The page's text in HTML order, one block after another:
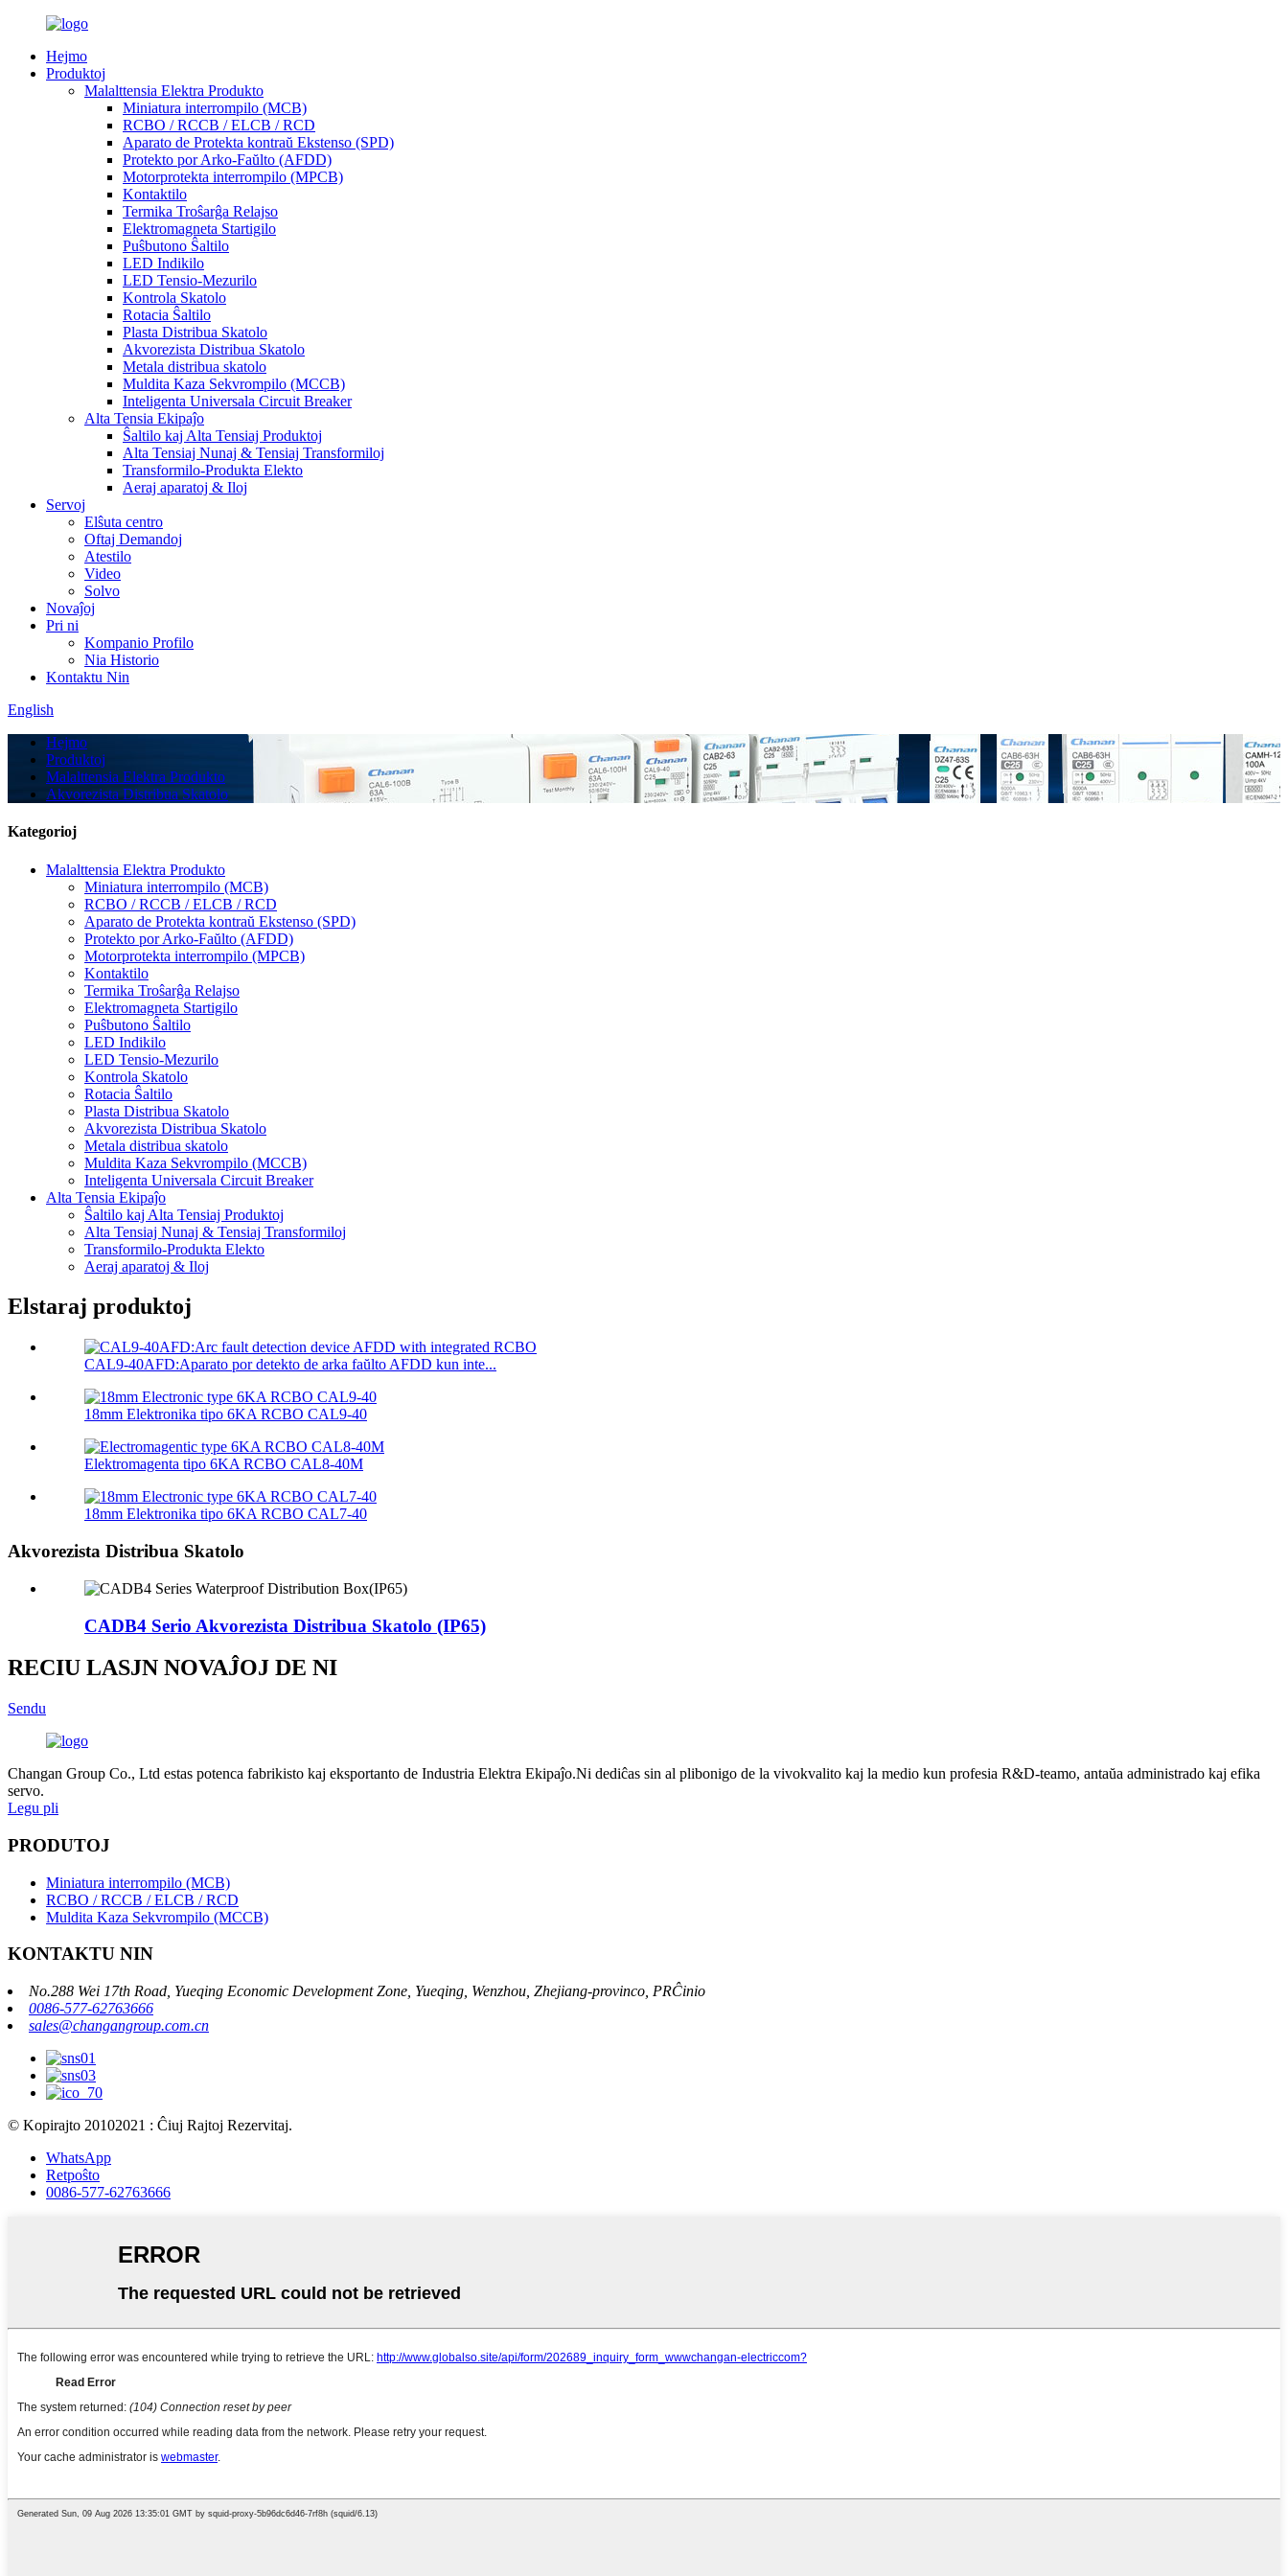
Hejmo
Produktoj
Malalttensia Elektra Produkto
Miniatura interrompilo (MCB)
RCBO / RCCB / ELCB / RCD
Aparato de Protekta kontraŭ Ekstenso (SPD)
Protekto por Arko-Faŭlto (AFDD)
Motorprotekta interrompilo (MPCB)
Kontaktilo
Termika Troŝarĝa Relajso
Elektromagneta Startigilo
Puŝbutono Ŝaltilo
LED Indikilo
LED Tensio-Mezurilo
Kontrola Skatolo
Rotacia Ŝaltilo
Plasta Distribua Skatolo
Akvorezista Distribua Skatolo
Metala distribua skatolo
Muldita Kaza Sekvrompilo (MCCB)
Inteligenta Universala Circuit Breaker
Alta Tensia Ekipaĵo
Ŝaltilo kaj Alta Tensiaj Produktoj
Alta Tensiaj Nunaj & Tensiaj Transformiloj
Transformilo-Produkta Elekto
Aeraj aparatoj & Iloj
Servoj
Elŝuta centro
Oftaj Demandoj
Atestilo
Video
Solvo
Novaĵoj
Pri ni
Kompanio Profilo
Nia Historio
Kontaktu Nin
English
Hejmo
Produktoj
Malalttensia Elektra Produkto
Akvorezista Distribua Skatolo
Kategorioj
Malalttensia Elektra Produkto
Miniatura interrompilo (MCB)
RCBO / RCCB / ELCB / RCD
Aparato de Protekta kontraŭ Ekstenso (SPD)
Protekto por Arko-Faŭlto (AFDD)
Motorprotekta interrompilo (MPCB)
Kontaktilo
Termika Troŝarĝa Relajso
Elektromagneta Startigilo
Puŝbutono Ŝaltilo
LED Indikilo
LED Tensio-Mezurilo
Kontrola Skatolo
Rotacia Ŝaltilo
Plasta Distribua Skatolo
Akvorezista Distribua Skatolo
Metala distribua skatolo
Muldita Kaza Sekvrompilo (MCCB)
Inteligenta Universala Circuit Breaker
Alta Tensia Ekipaĵo
Ŝaltilo kaj Alta Tensiaj Produktoj
Alta Tensiaj Nunaj & Tensiaj Transformiloj
Transformilo-Produkta Elekto
Aeraj aparatoj & Iloj
Elstaraj produktoj
CAL9-40AFD:Aparato por detekto de arka faŭlto AFDD kun inte...
18mm Elektronika tipo 6KA RCBO CAL9-40
Elektromagenta tipo 6KA RCBO CAL8-40M
18mm Elektronika tipo 6KA RCBO CAL7-40
Akvorezista Distribua Skatolo
CADB4 Serio Akvorezista Distribua Skatolo (IP65)
RECIU LASJN NOVAĴOJ DE NI
Sendu
Changan Group Co., Ltd estas potenca fabrikisto kaj eksportanto de Industria Elektra Ekipaĵo.Ni dediĉas sin al plibonigo de la vivokvalito kaj la medio kun profesia R&D-teamo, antaŭa administrado kaj efika
servo.
Legu pli
PRODUTOJ
Miniatura interrompilo (MCB)
RCBO / RCCB / ELCB / RCD
Muldita Kaza Sekvrompilo (MCCB)
KONTAKTU NIN
No.288 Wei 17th Road, Yueqing Economic Development Zone, Yueqing, Wenzhou, Zhejiang-provinco, PRĈinio
0086-577-62763666
sales@changangroup.com.cn
© Kopirajto 20102021 : Ĉiuj Rajtoj Rezervitaj.
WhatsApp
Retpoŝto
0086-577-62763666